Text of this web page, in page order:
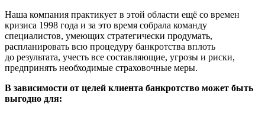
Наша компания практикует в этой области ещё со времен
кризиса 1998 года и за это время собрала команду
специалистов, умеющих стратегически продумать,
распланировать всю процедуру банкротства вплоть
до результата, учесть все составляющие, угрозы и риски,
предпринять необходимые страховочные меры.
В зависимости от целей клиента банкротство может быть
выгодно для: